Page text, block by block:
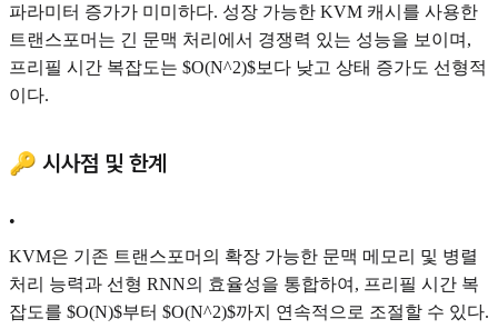
파라미터 증가가 미미하다. 성장 가능한 KVM 캐시를 사용한
트랜스포머는 긴 문맥 처리에서 경쟁력 있는 성능을 보이며,
프리필 시간 복잡도는 $O(N^2)$보다 낮고 상태 증가도 선형적
이다.
🔑 시사점 및 한계
•
KVM은 기존 트랜스포머의 확장 가능한 문맥 메모리 및 병렬
처리 능력과 선형 RNN의 효율성을 통합하여, 프리필 시간 복
잡도를 $O(N)$부터 $O(N^2)$까지 연속적으로 조절할 수 있다.